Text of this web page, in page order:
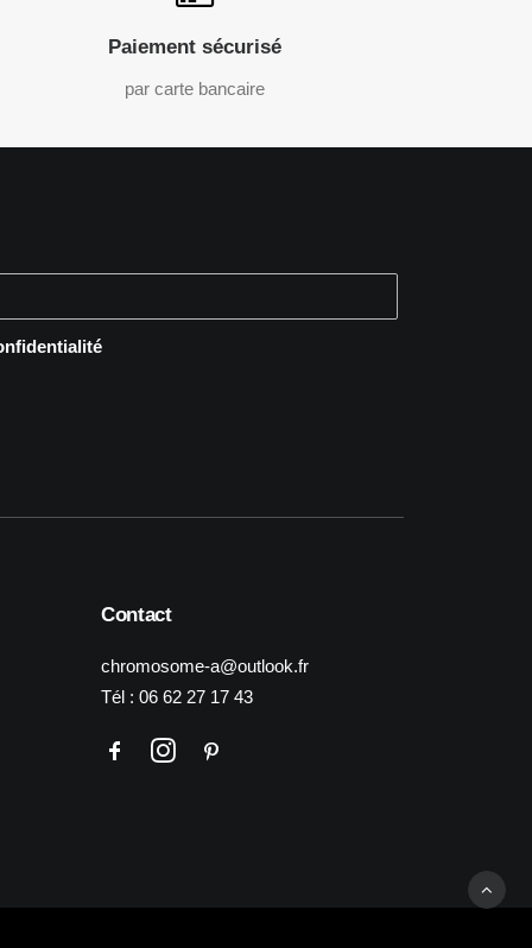
Paiement sécurisé
par carte bancaire
Contact
chromosome-a@outlook.fr
Tél : 06 62 27 17 43